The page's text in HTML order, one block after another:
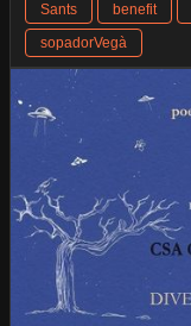
Sants benefit
sopadorVegà